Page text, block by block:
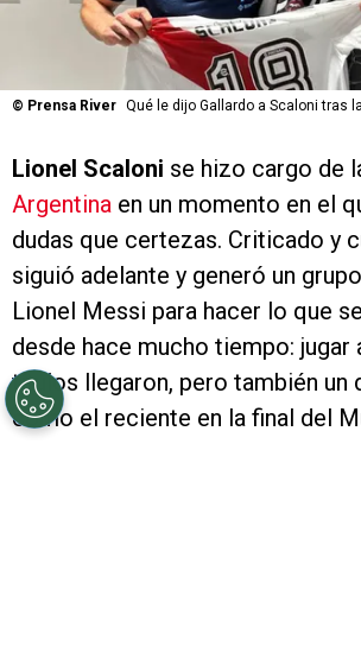
© Prensa River Qué le dijo Gallardo a Scaloni tras
Lionel Scaloni se hizo cargo de
Argentina en un momento en el
dudas que certezas. Criticado y
siguió adelante y generó un
Lionel Messi para hacer lo que
desde hace mucho tiempo: jugar
títulos llegaron, pero también un
como el reciente en la final del